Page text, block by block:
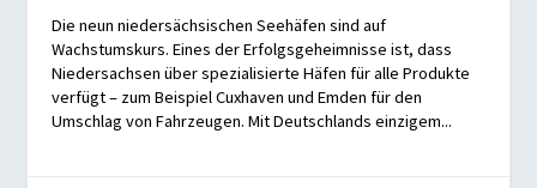
Die neun niedersächsischen Seehäfen sind auf
Wachstumskurs. Eines der Erfolgsgeheimnisse ist, dass
Niedersachsen über spezialisierte Häfen für alle Produkte
verfügt – zum Beispiel Cuxhaven und Emden für den
Umschlag von Fahrzeugen. Mit Deutschlands einzigem...